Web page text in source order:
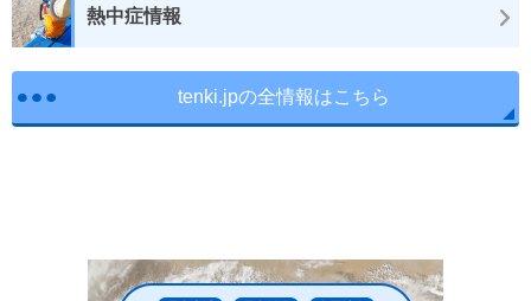
熱中症情報
tenki.jpの全情報はこちら